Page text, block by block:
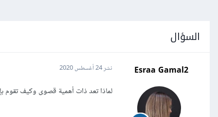
السؤال
Esraa Gamal2 نشر24 أغسطس 2020
لماذا تعد ذات أهمية قصوى وكيف تقوم